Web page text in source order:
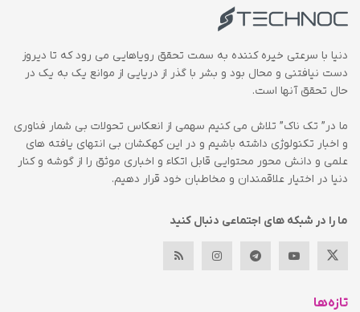
دنیا با سرعتی خیره کننده به سمت تحقق رویاهایی می رود که تا دیروز
دست نیافتنی و محال بود و بشر با گذر از دریایی از موانع یک به یک در
حال تحقق آنها است.
ما در” تک ناک” تلاش می کنیم سهمی از انعکاس تحولات بی شمار فناوری
و اخبار تکنولوژی داشته باشیم و در این کهکشان بی انتهای یافته های
علمی و دانش محور محتوایی قابل اتکاء و اخباری موثق را از گوشه و کنار
دنیا در اختیار علاقمندان و مخاطبان خود قرار دهیم.
ما را در شبکه های اجتماعی دنبال کنید
تازه‌ها